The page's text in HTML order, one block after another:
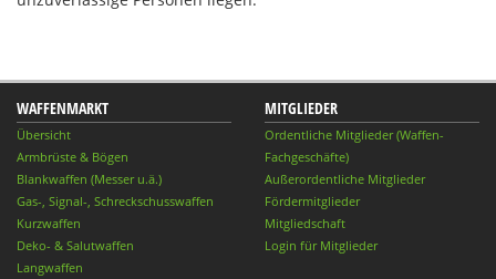
WAFFENMARKT
Übersicht
Armbrüste & Bögen
Blankwaffen (Messer u.ä.)
Gas-, Signal-, Schreckschusswaffen
Kurzwaffen
Deko- & Salutwaffen
Langwaffen
MITGLIEDER
Ordentliche Mitglieder (Waffen-
Fachgeschäfte)
Außerordentliche Mitglieder
Fördermitglieder
Mitgliedschaft
Login für Mitglieder